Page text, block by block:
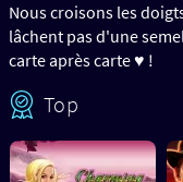
Nous croisons les
lâchent pas d'une
carte après carte ♥ !
Top